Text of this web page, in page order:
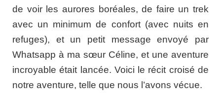
de voir les aurores boréales, de faire un trek
avec un minimum de confort (avec nuits en
refuges), et un petit message envoyé par
Whatsapp à ma sœur Céline, et une aventure
incroyable était lancée. Voici le récit croisé de
notre aventure, telle que nous l’avons vécue.